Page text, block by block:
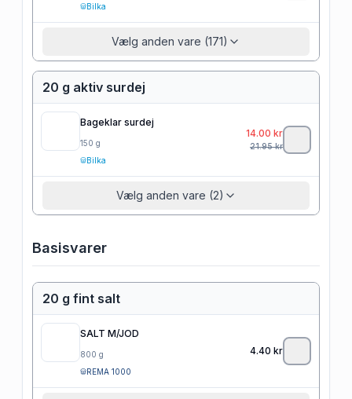
Bilka
Vælg anden vare (171)
20 g aktiv surdej
Bageklar surdej
150 g
Bilka
14.00 kr
21.95kr
Vælg anden vare (2)
Basisvarer
20 g fint salt
SALT M/JOD
800 g
REMA 1000
4.40 kr